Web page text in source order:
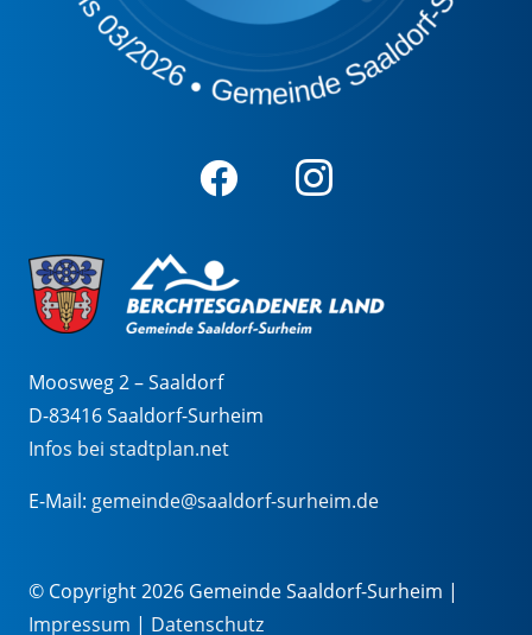
Moosweg 2 – Saaldorf
D-83416 Saaldorf-Surheim
Infos bei stadtplan.net
E-Mail: gemeinde@saaldorf-surheim.de
© Copyright 2026 Gemeinde Saaldorf-Surheim |
Impressum | Datenschutz